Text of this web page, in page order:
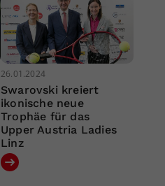
26.01.2024
Swarovski kreiert
ikonische neue
Trophäe für das
Upper Austria Ladies
Linz